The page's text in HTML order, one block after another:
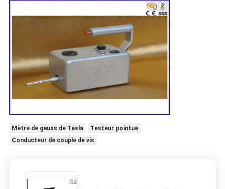
Mètre de gauss de Tesla
Testeur pointue
Conducteur de couple de vis